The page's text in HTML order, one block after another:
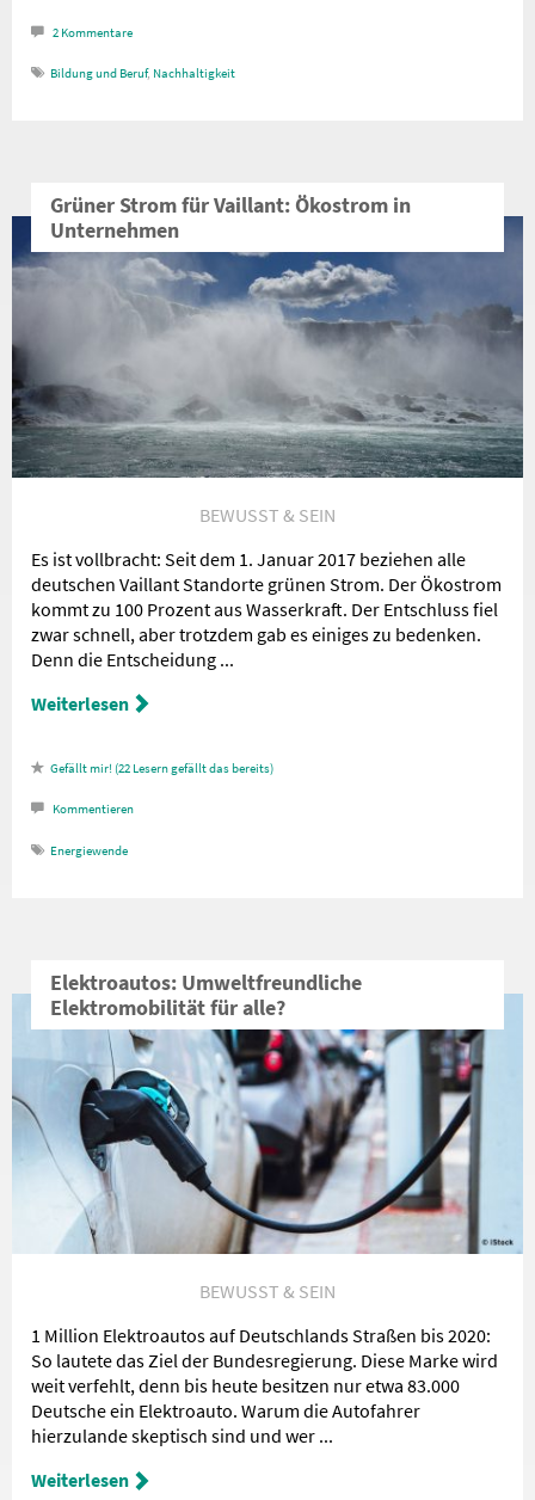
2 Kommentare
Bildung und Beruf, Nachhaltigkeit
Grüner Strom für Vaillant: Ökostrom in
Unternehmen
BEWUSST & SEIN
Es ist vollbracht: Seit dem 1. Januar 2017 beziehen alle
deutschen Vaillant Standorte grünen Strom. Der Ökostrom
kommt zu 100 Prozent aus Wasserkraft. Der Entschluss fiel
zwar schnell, aber trotzdem gab es einiges zu bedenken.
Denn die Entscheidung ...
Weiterlesen
22 Lesern gefällt das
Kommentieren
Energiewende
Elektroautos: Umweltfreundliche
Elektromobilität für alle?
BEWUSST & SEIN
1 Million Elektroautos auf Deutschlands Straßen bis 2020:
So lautete das Ziel der Bundesregierung. Diese Marke wird
weit verfehlt, denn bis heute besitzen nur etwa 83.000
Deutsche ein Elektroauto. Warum die Autofahrer
hierzulande skeptisch sind und wer ...
Weiterlesen